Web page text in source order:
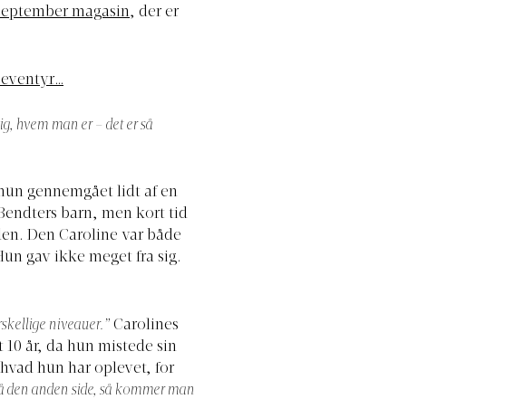
magasin, der er
hvem man er – det er så
gennemgået lidt af en
barn, men kort tid
Den Caroline var både
gav ikke meget fra sig.
niveauer.” Carolines
år, da hun mistede sin
hun har oplevet, for
anden side, så kommer man